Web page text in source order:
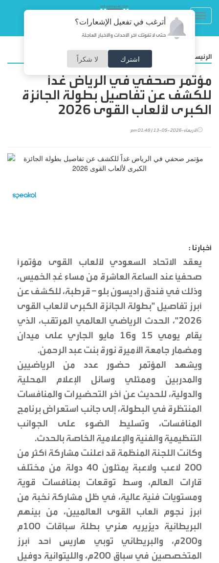
أترغب في تفعيل الإشعارات؟
حتى لا تفوتك آخر الأحداث والأخبار العاجلة
اشترك لا شكراً الرئيسية
مؤتمر صحفي في الرياض غداً
للكشف عن تفاصيل بطولة الجائزة
الكبرى لألعاب القوى 2026
الأربعاء-2026-05-13 | 01:48 pm
أخبارنا :
يعقد الاتحاد السعودي لألعاب القوى مؤتمراً
صحفياً عند الساعة العاشرة من مساء غدٍ الخميس،
وذلك في فندق راديسون بلو – قرطبة، للكشف عن
أبرز تفاصيل "بطولة الجائزة الكبرى لألعاب القوى
2026"، الحدث الرياضي العالمي المرتقب، الذي
يقام يومي 15 و16 مايو الجاري على ميدان
ومضمار جامعة الأميرة نورة بنت عبد الرحمن.
ويشهد المؤتمر حضور عدد من الرياضيين
والمدربين وممثلي وسائل الإعلام المحلية
والدولية، للحديث عن آخر التحضيرات والمنافسات
المنتظرة في البطولة، إلى جانب استعراض برنامج
المنافسات، وتسليط الضوء على الجوانب
التنظيمية والفنية والإعلامية الخاصة بالحدث.
وكانت اللجنة المنظمة قد أعلنت مشاركة أكثر من
200 لاعب ولاعبة يمثلون 40 دولة من مختلف
قارات العالم، وسط توقعات بمنافسات قوية
ومستويات فنية عالية، في ظل مشاركة نخبة من
أبرز نجوم ألعاب القوى العالميين، من بينهم
البريطانية ديزيريه هنري بطلة سباقات 100م
و200م، والبريطاني توبي هاريس أحد أبرز
المتخصصين في سباق 200م، والليتوانية دوفيل